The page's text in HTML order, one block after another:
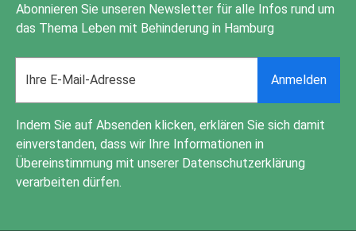
Abonnieren Sie unseren Newsletter für alle Infos rund um
das Thema Leben mit Behinderung in Hamburg
address
Anmelden
Indem Sie auf Absenden klicken, erklären Sie sich damit
einverstanden, dass wir Ihre Informationen in
Übereinstimmung mit unserer Datenschutzerklärung
verarbeiten dürfen.